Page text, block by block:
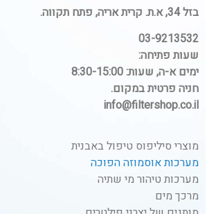
בזל 34, א.ת. קרית אריה, פתח תקווה.
03-9213532
שעות פתיחה:
ימים א-ה, שעות: 8:30-15:00
חניה פרטית במקום.
info@filtershop.co.il
מוצרי סיליפוס טיפול באבנית
מערכות אוסמוזה הפוכה
מערכות טיהור מי שתיה
מרכך מים